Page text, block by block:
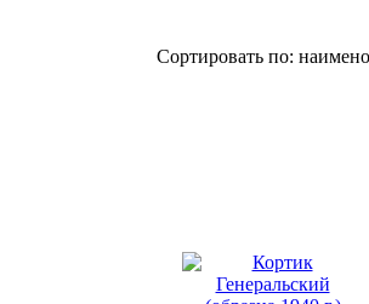
Сортировать по: